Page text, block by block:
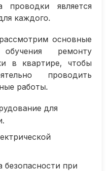
проводки является
каждого.
основные
ремонту
в квартире, чтобы
проводить
работы.
для
при